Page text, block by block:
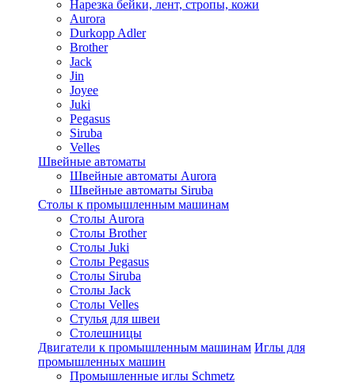
Нарезка бейки, лент, стропы, кожи
Aurora
Durkopp Adler
Brother
Jack
Jin
Joyee
Juki
Pegasus
Siruba
Velles
Швейные автоматы
Швейные автоматы Aurora
Швейные автоматы Siruba
Столы к промышленным машинам
Столы Aurora
Столы Brother
Столы Juki
Столы Pegasus
Столы Siruba
Столы Jack
Столы Velles
Стулья для швеи
Столешницы
Двигатели к промышленным машинам Иглы для
промышленных машин
Промышленные иглы Schmetz